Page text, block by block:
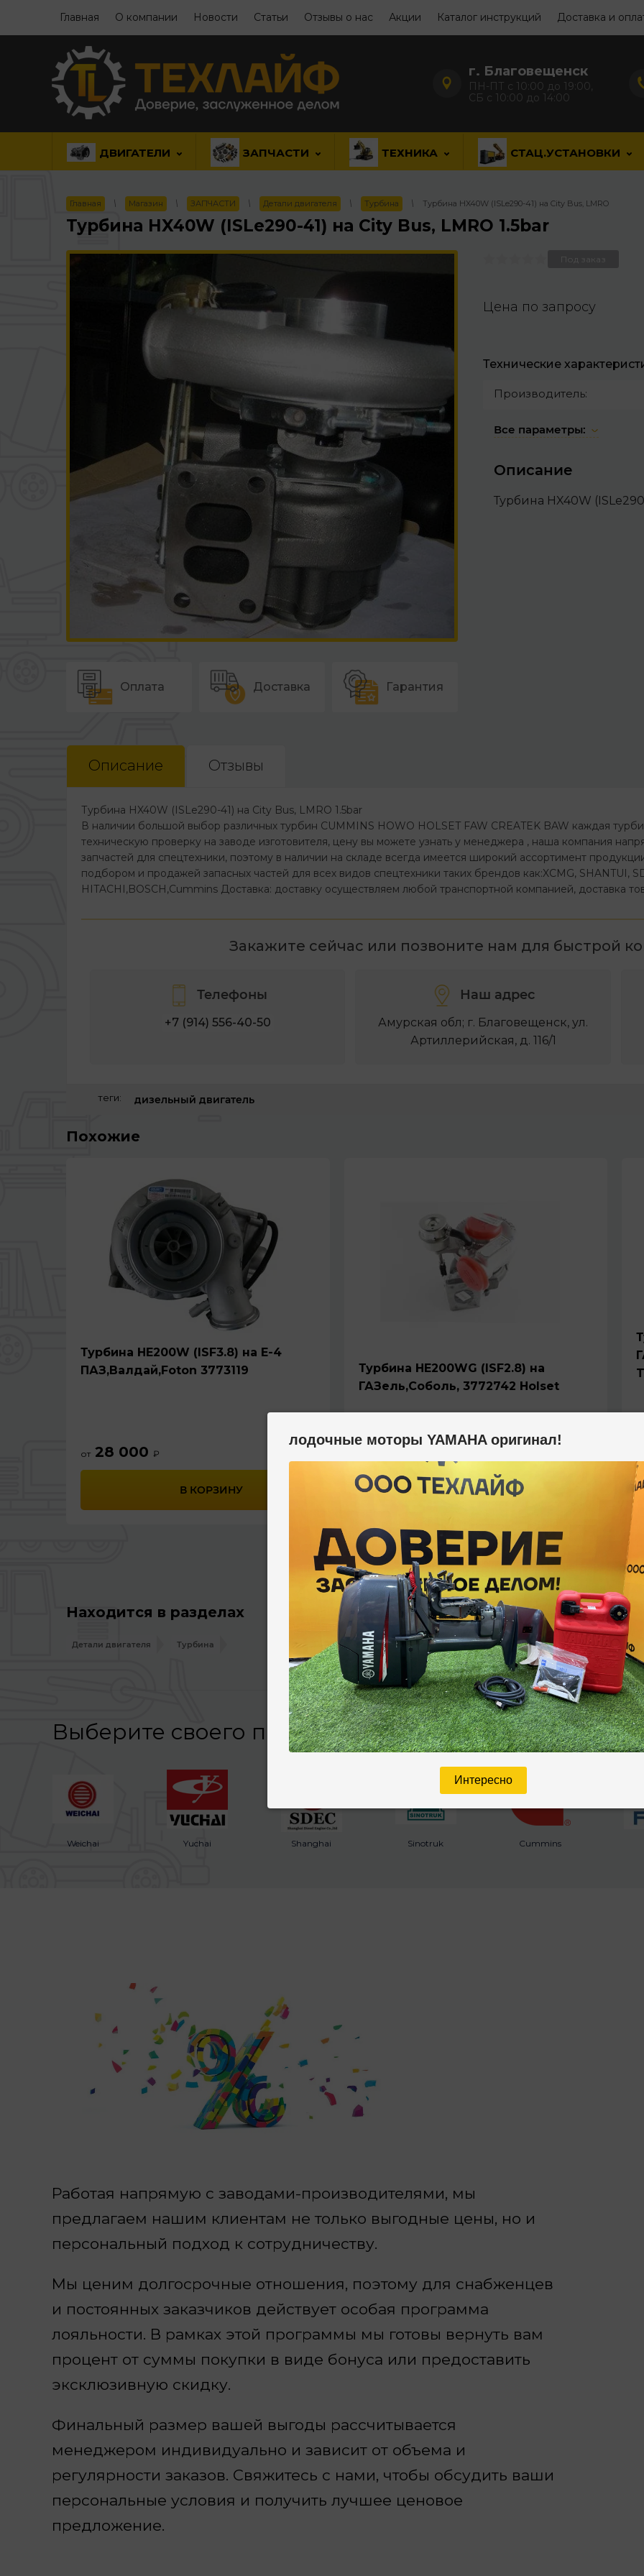
Главная О компании Новости Статьи Отзывы о нас Акции Каталог инструкций Доставка и
г. Благовещенск
ПН-ПТ с 10:00 до 19:00,
СБ с 10:00 до 14:00
ДВИГАТЕЛИ ЗАПЧАСТИ ТЕХНИКА СТАЦ.УСТАНОВКИ
Главная \ Магазин \ ЗАПЧАСТИ \ Детали двигателя \ Турбина \ Турбина HX40W (ISLe290-41) на City Bus, LMRO
Турбина HX40W (ISLe290-41) на City Bus, LMRO 1.5bar
Оплата Доставка Гарантия
Под заказ
Цена по запросу
Технические
Производитель:
Все параметры:
Описание
Турбина HX40W
Описание Отзывы
Турбина HX40W (ISLe290-41) на City Bus, LMRO 1.5bar
В наличии большой выбор различных турбин CUMMINS HOWO HOLSET FAW CREATEK BAW каждая
техническую проверку на заводе изготовителя, цену вы можете узнать у менеджера , наша компания
запчастей для спецтехники, поэтому в наличии на складе всегда имеется широкий ассортимент
подбором и продажей запасных частей для всех видов спецтехники таких брендов как:XCMG, SHANTUI,
HITACHI,BOSCH,Cummins Доставка: доставку осуществляем любой транспортной компанией, доставка
Закажите сейчас или позвоните нам для быстрой
Телефоны
+7 (914) 556-40-50
Наш адрес
Амурская обл; г. Благовещенск, ул.
Артиллерийская, д. 116/1
теги: дизельный двигатель
Похожие
Турбина HE200W (ISF3.8) на E-4
ПАЗ,Валдай,Foton 3773119
от 28 000 ₽
В КОРЗИНУ
Турбина HE200WG (ISF2.8) на
ГАЗель,Соболь, 3772742 Holset
В КОРЗИНУ
Находится в разделах
Детали двигателя Турбина
Выберите своего производителя
Weichai Yuchai Shanghai Sinotruk Cummins
Работая напрямую с заводами-производителями, мы
предлагаем нашим клиентам не только выгодные цены, но и
персональный подход к сотрудничеству.
Мы ценим долгосрочные отношения, поэтому для снабженцев
и постоянных заказчиков действует особая программа
лояльности. В рамках этой программы мы готовы вернуть вам
процент от суммы покупки в виде бонуса или предоставить
эксклюзивную скидку.
Финальный размер вашей выгоды рассчитывается
менеджером индивидуально и зависит от объема и
регулярности заказов. Свяжитесь с нами, чтобы обсудить ваши
персональные условия и получить лучшее ценовое
предложение.
лодочные моторы YAMAHA оригинал!
Интересно